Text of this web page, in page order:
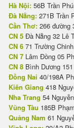
Hà Nội: 56B Trần
Đà Nẵng: 271B Trần
Cần Thơ: 266 đường
CN 5 Đà Nẵng 32 Lê
CN 6 71 Trường
CN 7 Lâm Đồng 05
CN 8 Bình Dương
Đồng Nai 40/198A
Kiên Giang 418
Nha Trang 54
Vũng Tàu 185B
Quảng Nam 61